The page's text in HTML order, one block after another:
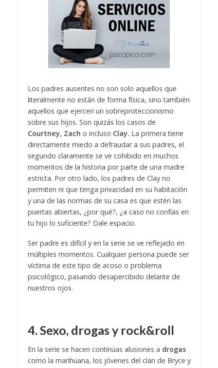
Los padres ausentes no son solo aquellos que
literalmente no están de forma física, sino también
aquellos que ejercen un sobreproteccionismo
sobre sus hijos. Son quizás los casos de
Courtney, Zach o incluso Clay. La primera tiene
directamente miedo a defraudar a sus padres, el
segundo claramente se ve cohibido en muchos
momentos de la historia por parte de una madre
estricta. Por otro lado, los padres de Clay no
permiten ni que tenga privacidad en su habitación
y una de las normas de su casa es que estén las
puertas abiertas, ¿por qué?, ¿a caso no confías en
tu hijo lo suficiente? Dale espacio.
Ser padre es difícil y en la serie se ve reflejado en
múltiples momentos. Cualquier persona puede ser
víctima de este tipo de acoso o problema
psicológico, pasando desapercibido delante de
nuestros ojos.
4. Sexo, drogas y rock&roll
En la serie se hacen continúas alusiones a drogas
como la marihuana, los jóvenes del clan de Bryce y